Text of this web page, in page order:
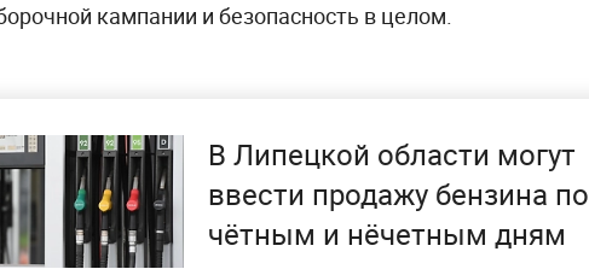
кампании и безопасность в целом.
В Липецкой области могут
ввести продажу бензина по
чётным и нёчетным дням